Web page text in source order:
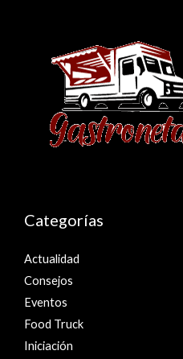
Categorías
Actualidad
Consejos
Eventos
Food Truck
Iniciación